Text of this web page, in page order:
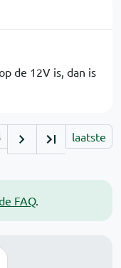
FAQ.
de 12V is, dan is
laatste